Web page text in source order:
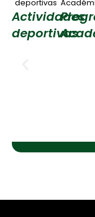
Actividades
deportivas